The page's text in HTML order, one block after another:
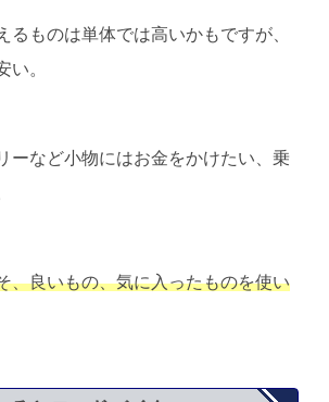
るものは単体では高いかもですが、
い。
ーなど小物にはお金をかけたい、乗
、良いもの、気に入ったものを使い